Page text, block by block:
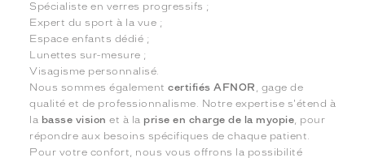
Spécialiste en verres progressifs ;
Expert du sport à la vue ;
Espace enfants dédié ;
Lunettes sur-mesure ;
Visagisme personnalisé.
Nous sommes égalementcertifiés AFNOR , gage de
qualité et de professionnalisme. Notre expertise s'étend à
la basse vision et à la prise en charge de la myopie, pour
répondre aux besoins spécifiques de chaque patient.
Pour votre confort, nous vous offrons la possibilité